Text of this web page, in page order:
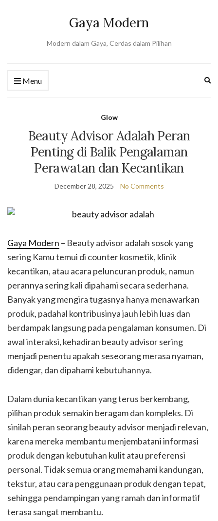
Gaya Modern
Modern dalam Gaya, Cerdas dalam Pilihan
Menu
Glow
Beauty Advisor Adalah Peran
Penting di Balik Pengalaman
Perawatan dan Kecantikan
December 28, 2025 No Comments
Gaya Modern – Beauty advisor adalah sosok yang
sering Kamu temui di counter kosmetik, klinik
kecantikan, atau acara peluncuran produk, namun
perannya sering kali dipahami secara sederhana.
Banyak yang mengira tugasnya hanya menawarkan
produk, padahal kontribusinya jauh lebih luas dan
berdampak langsung pada pengalaman konsumen. Di
awal interaksi, kehadiran beauty advisor sering
menjadi penentu apakah seseorang merasa nyaman,
didengar, dan dipahami kebutuhannya.
Dalam dunia kecantikan yang terus berkembang,
pilihan produk semakin beragam dan kompleks. Di
sinilah peran seorang beauty advisor menjadi relevan,
karena mereka membantu menjembatani informasi
produk dengan kebutuhan kulit atau preferensi
personal. Tidak semua orang memahami kandungan,
tekstur, atau cara penggunaan produk dengan tepat,
sehingga pendampingan yang ramah dan informatif
terasa sangat membantu.